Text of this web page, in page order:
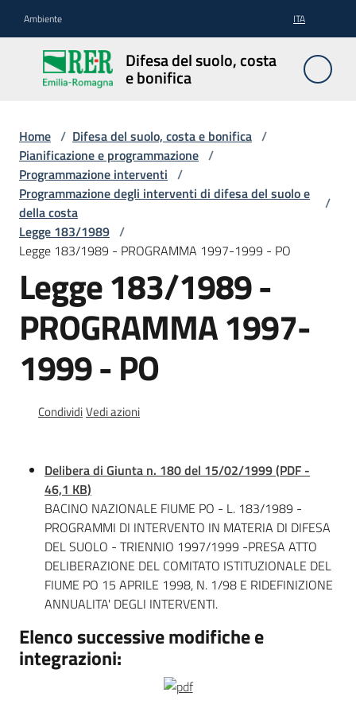
Ambiente ITA
Difesa del suolo, costa
e bonifica
Difesa
del
suolo,
bonifica
Pianificazione
e
programmazione
Documentazione
Ambiente
Novità
Home / Difesa del suolo, costa e bonifica /
Pianificazione e programmazione /
Programmazione interventi /
Programmazione degli interventi di difesa del suolo e
della costa
/
Legge 183/1989 /
Legge 183/1989 - PROGRAMMA 1997-1999 - PO
Legge 183/1989 -
PROGRAMMA 1997-
1999 - PO
CondividiVedi azioni
Delibera di Giunta n. 180 del 15/02/1999(PDF -
46,1 KB)
BACINO NAZIONALE FIUME PO - L. 183/1989 -
PROGRAMMI DI INTERVENTO IN MATERIA DI DIFESA
DEL SUOLO - TRIENNIO 1997/1999 -PRESA ATTO
DELIBERAZIONE DEL COMITATO ISTITUZIONALE DEL
FIUME PO 15 APRILE 1998, N. 1/98 E RIDEFINIZIONE
ANNUALITA' DEGLI INTERVENTI.
Elenco successive modifiche e
integrazioni: